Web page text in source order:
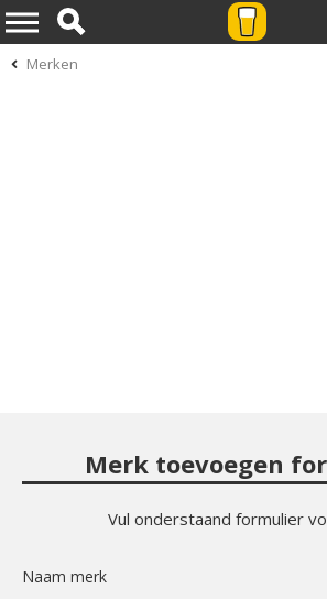
Merken
Merk toevoegen
Vul onderstaand formulier
Naam merk